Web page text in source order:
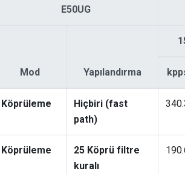
E50UG
Mod Yapılandırma
Köprüleme
Hiçbiri (fast
path)
Köprüleme
25 Köprü filtre
kuralı